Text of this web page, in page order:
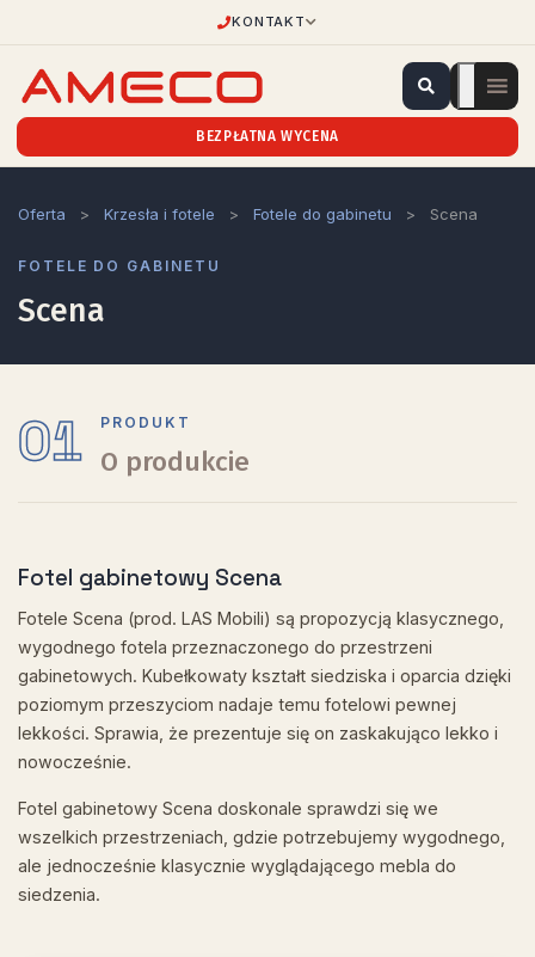
KONTAKT
BEZPŁATNA WYCENA
Oferta > Krzesła i fotele > Fotele do gabinetu > Scena
FOTELE DO GABINETU
Scena
01 PRODUKT
O produkcie
Fotel gabinetowy Scena
Fotele Scena (prod. LAS Mobili) są propozycją klasycznego,
wygodnego fotela przeznaczonego do przestrzeni
gabinetowych. Kubełkowaty kształt siedziska i oparcia dzięki
poziomym przeszyciom nadaje temu fotelowi pewnej
lekkości. Sprawia, że prezentuje się on zaskakująco lekko i
nowocześnie.
Fotel gabinetowy Scena doskonale sprawdzi się we
wszelkich przestrzeniach, gdzie potrzebujemy wygodnego,
ale jednocześnie klasycznie wyglądającego mebla do
siedzenia.